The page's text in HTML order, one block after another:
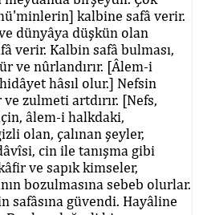
kalbine safâ verir.
dünyâya düşkün olan
verir. Kalbin safâ bulması,
ve nûrlandırır. [Âlem-i
hâsıl olur.] Nefsin
zulmeti artdırır. [Nefs,
âlem-i halkdaki,
olan, çalınan şeyler,
cin ile tanışma gibi
ve sapık kimseler,
bozulmasına sebeb olurlar.
safâsına güvendi. Hayâline